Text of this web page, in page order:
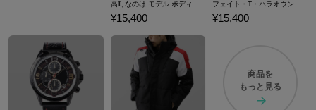
¥15,400 ¥15,400
商品を
もっと見る